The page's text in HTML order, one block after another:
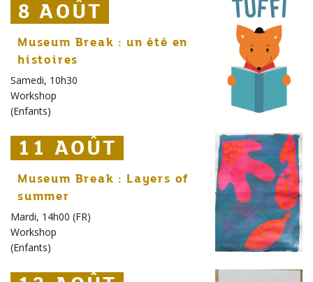
8 AOÛT
8 AOÛT
8 AOÛT
Museum Break : un été en
histoires
Samedi, 10h30
Workshop
(Enfants)
11 AOÛT
11 AOÛT
11 AOÛT
Museum Break : Layers of
summer
Mardi, 14h00 (FR)
Workshop
(Enfants)